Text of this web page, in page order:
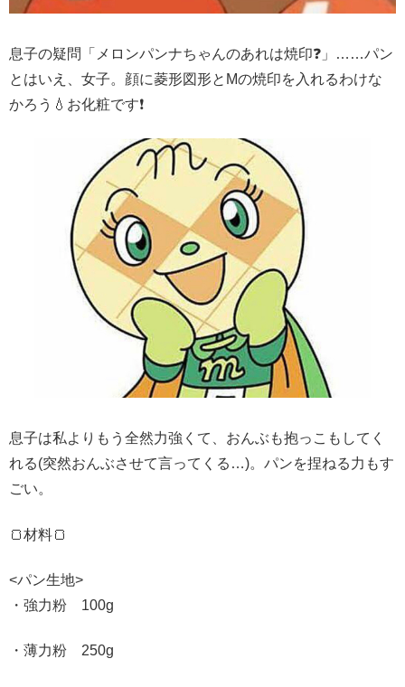
息子の疑問「メロンパンナちゃんのあれは焼印❓」……パン
とはいえ、女子。顔に菱形図形とMの焼印を入れるわけな
かろう💧お化粧です❗️
息子は私よりもう全然力強くて、おんぶも抱っこもしてく
れる(突然おんぶさせて言ってくる…)。パンを捏ねる力もす
ごい。
🍞材料🍞
<パン生地>
・強力粉 100g
・薄力粉 250g